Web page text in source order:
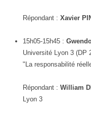
Répondant : Xavier
15h05-15h45 :
Université Lyon 3 (DP
"La responsabilité
Répondant : William
Lyon 3